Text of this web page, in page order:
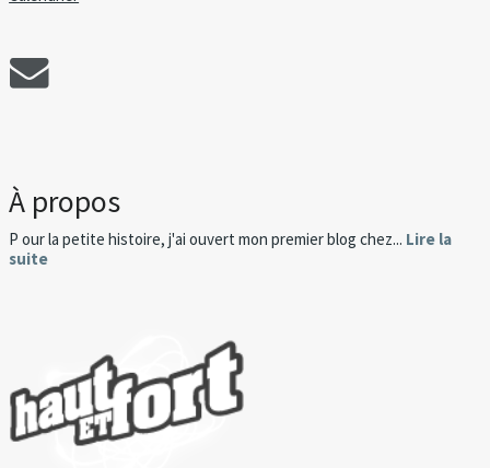
À propos
P our la petite histoire, j'ai ouvert mon premier blog chez... Lire la
suite